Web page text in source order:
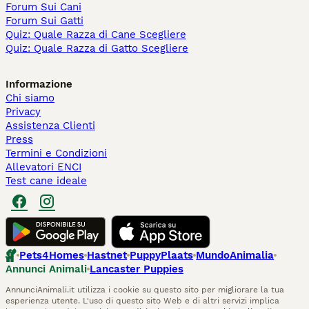
Forum Sui Cani
Forum Sui Gatti
Quiz: Quale Razza di Cane Scegliere
Quiz: Quale Razza di Gatto Scegliere
Informazione
Chi siamo
Privacy
Assistenza Clienti
Press
Termini e Condizioni
Allevatori ENCI
Test cane ideale
Pets4Homes Hastnet PuppyPlaats MundoAnimalia
Annunci Animali Lancaster Puppies
AnnunciAnimali.it utilizza i cookie su questo sito per migliorare la tua
esperienza utente. L'uso di questo sito Web e di altri servizi implica